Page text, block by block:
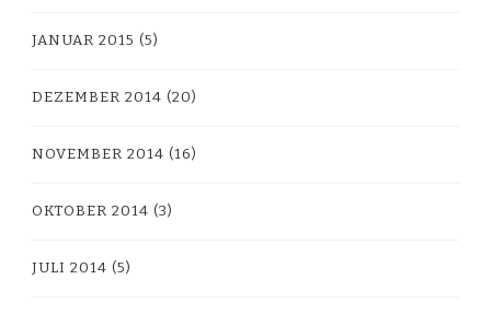
JANUAR 2015 (5)
DEZEMBER 2014 (20)
NOVEMBER 2014 (16)
OKTOBER 2014 (3)
JULI 2014 (5)